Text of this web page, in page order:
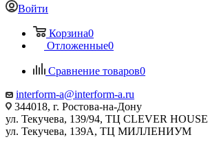
Войти
Корзина0
Отложенные0
Сравнение товаров0
interform-a@interform-a.ru
344018, г. Ростова-на-Дону
ул. Текучева, 139/94, ТЦ CLEVER HOUSE
ул. Текучева, 139А, ТЦ МИЛЛЕНИУМ